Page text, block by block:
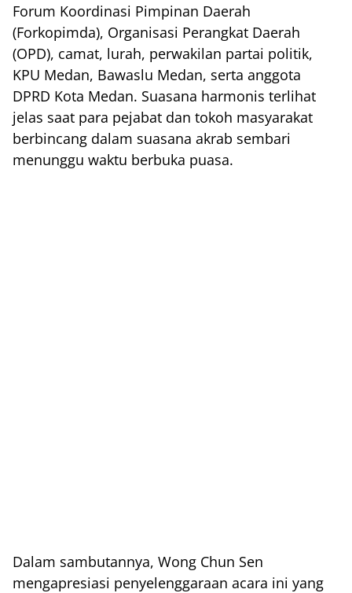
Forum Koordinasi Pimpinan Daerah
(Forkopimda), Organisasi Perangkat Daerah
(OPD), camat, lurah, perwakilan partai politik,
KPU Medan, Bawaslu Medan, serta anggota
DPRD Kota Medan. Suasana harmonis terlihat
jelas saat para pejabat dan tokoh masyarakat
berbincang dalam suasana akrab sembari
menunggu waktu berbuka puasa.
Dalam sambutannya, Wong Chun Sen
mengapresiasi penyelenggaraan acara ini yang